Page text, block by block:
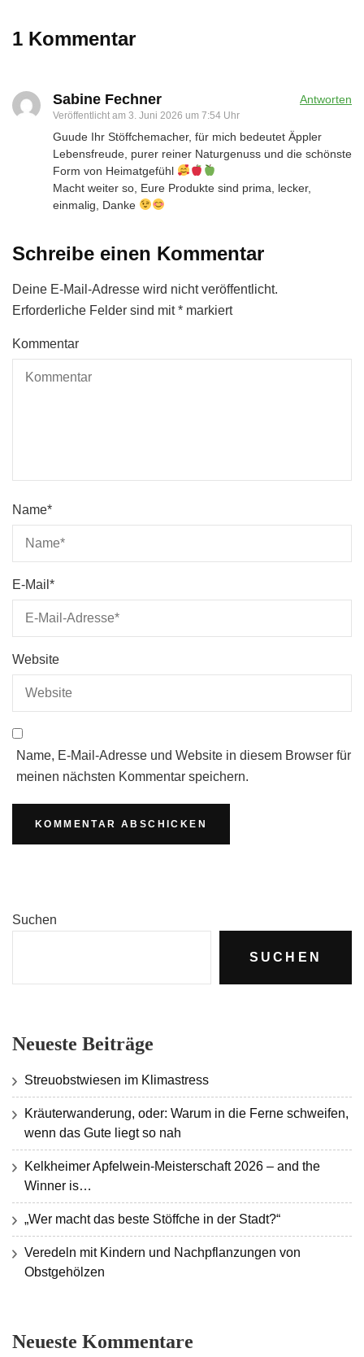
1 Kommentar
Sabine Fechner
Veröffentlicht am 3. Juni 2026 um 7:54 Uhr
Antworten
Guude Ihr Stöffchemacher, für mich bedeutet Äppler
Lebensfreude, purer reiner Naturgenuss und die schönste
Form von Heimatgefühl
Macht weiter so, Eure Produkte sind prima, lecker,
einmalig, Danke
Schreibe einen Kommentar
Deine E-Mail-Adresse wird nicht veröffentlicht.
Erforderliche Felder sind mit* markiert
Kommentar
Name*
E-Mail *
Website
Name, E-Mail-Adresse und Website in diesem Browser für
meinen nächsten Kommentar speichern.
Suchen
SUCHEN
Neueste Beiträge
Streuobstwiesen im Klimastress
Kräuterwanderung, oder: Warum in die Ferne schweifen,
wenn das Gute liegt so nah
Kelkheimer Apfelwein-Meisterschaft 2026 – and the
Winner is…
„Wer macht das beste Stöffche in der Stadt?“
Veredeln mit Kindern und Nachpflanzungen von
Obstgehölzen
Neueste Kommentare